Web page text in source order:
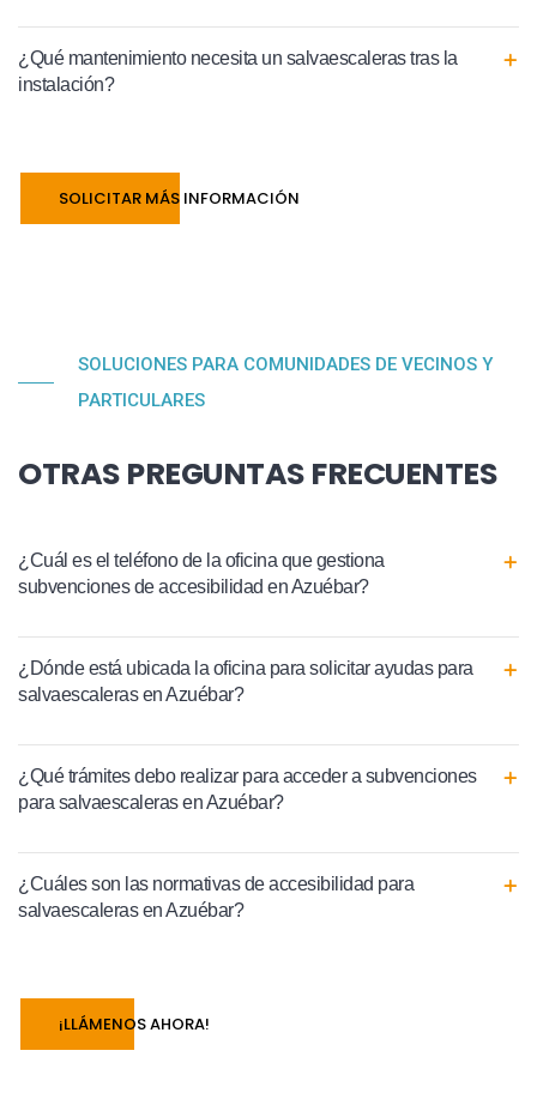
¿Qué mantenimiento necesita un salvaescaleras tras la
instalación?
SOLICITAR MÁS INFORMACIÓN
SOLUCIONES PARA COMUNIDADES DE VECINOS Y
PARTICULARES
OTRAS PREGUNTAS FRECUENTES
¿Cuál es el teléfono de la oficina que gestiona
subvenciones de accesibilidad en Azuébar?
¿Dónde está ubicada la oficina para solicitar ayudas para
salvaescaleras en Azuébar?
¿Qué trámites debo realizar para acceder a subvenciones
para salvaescaleras en Azuébar?
¿Cuáles son las normativas de accesibilidad para
salvaescaleras en Azuébar?
¡LLÁMENOS AHORA!